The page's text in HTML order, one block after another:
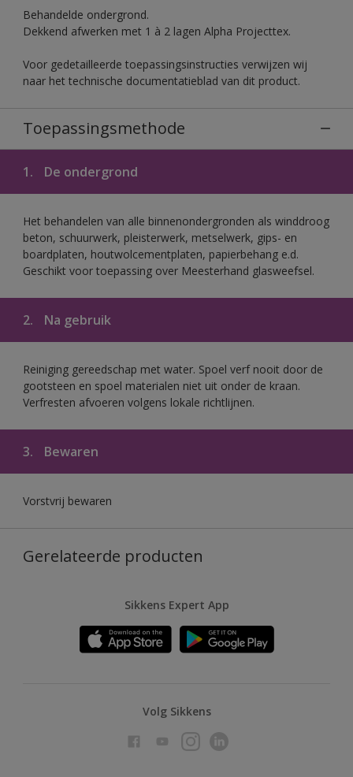
Behandelde ondergrond.
Dekkend afwerken met 1 à 2 lagen Alpha Projecttex.
Voor gedetailleerde toepassingsinstructies verwijzen wij
naar het technische documentatieblad van dit product.
Toepassingsmethode
1. De ondergrond
Het behandelen van alle binnenondergronden als winddroog
beton, schuurwerk, pleisterwerk, metselwerk, gips- en
boardplaten, houtwolcementplaten, papierbehang e.d.
Geschikt voor toepassing over Meesterhand glasweefsel.
2. Na gebruik
Reiniging gereedschap met water. Spoel verf nooit door de
gootsteen en spoel materialen niet uit onder de kraan.
Verfresten afvoeren volgens lokale richtlijnen.
3. Bewaren
Vorstvrij bewaren
Gerelateerde producten
Sikkens Expert App
Volg Sikkens